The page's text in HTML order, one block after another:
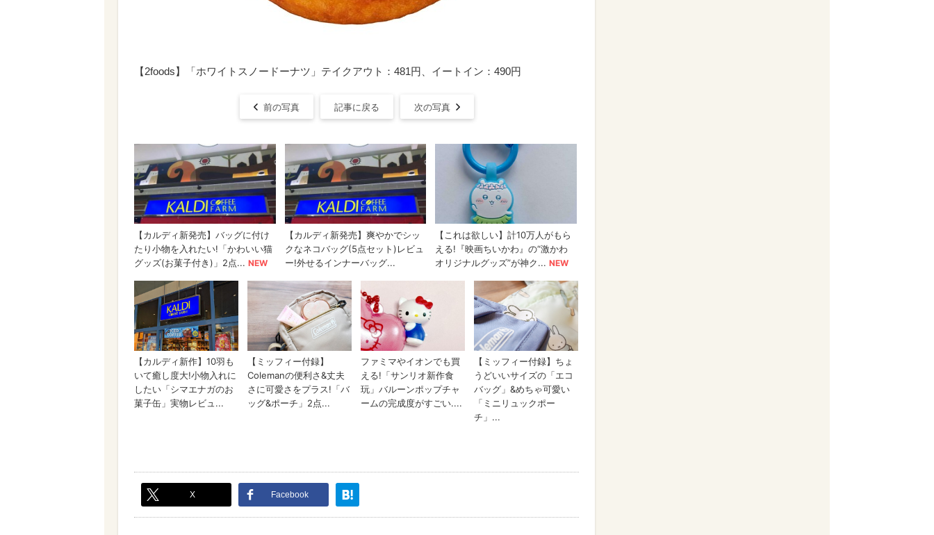
【2foods】「ホワイトスノードーナツ」テイクアウト：481円、イートイン：490円
前の写真 記事に戻る 次の写真
X Facebook